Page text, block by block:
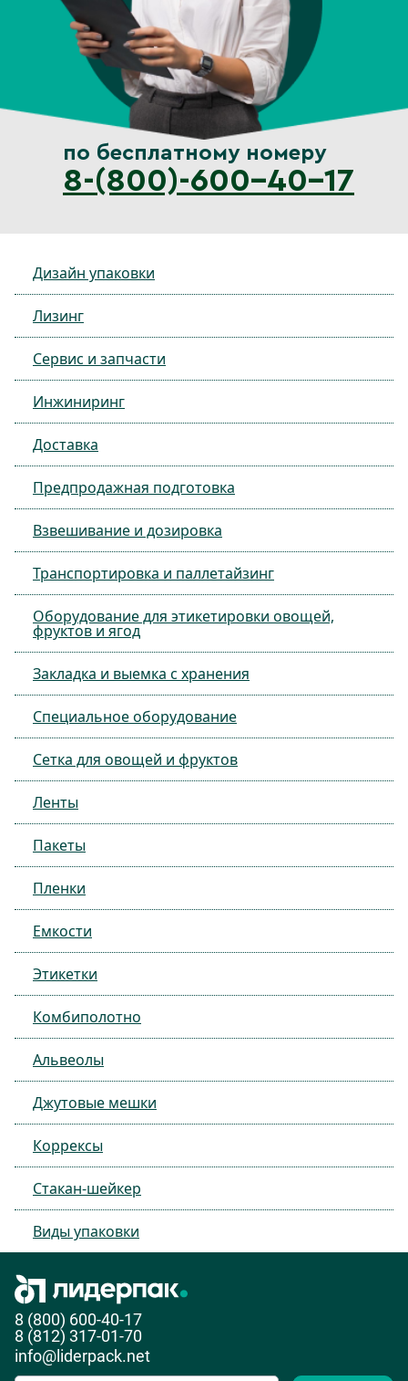
по бесплатному номеру
8-(800)-600-40-17
Дизайн упаковки
Лизинг
Сервис и запчасти
Инжиниринг
Доставка
Предпродажная подготовка
Взвешивание и дозировка
Транспортировка и паллетайзинг
Оборудование для этикетировки овощей,
фруктов и ягод
Закладка и выемка с хранения
Специальное оборудование
Сетка для овощей и фруктов
Ленты
Пакеты
Пленки
Емкости
Этикетки
Комбиполотно
Альвеолы
Джутовые мешки
Коррексы
Стакан-шейкер
Виды упаковки
8 (800) 600-40-17
8 (812) 317-01-70
info@liderpack.net